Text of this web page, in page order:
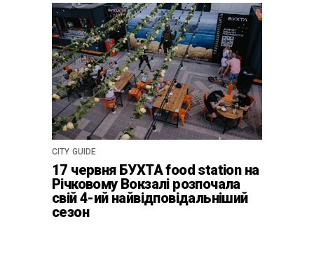
CITY GUIDE
17 червня БУХТА food station на
Річковому Вокзалі розпочала
свій 4-ий найвідповідальніший
сезон